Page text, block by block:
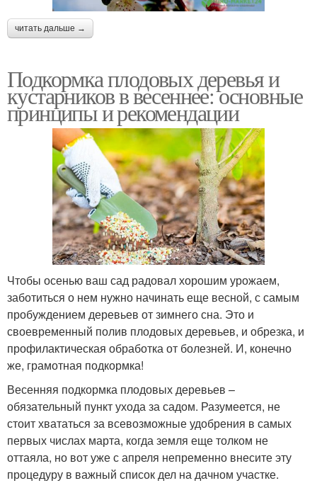
читать дальше →
Подкормка плодовых деревья и
кустарников в весеннее: основные
принципы и рекомендации
Чтобы осенью ваш сад радовал хорошим урожаем,
заботиться о нем нужно начинать еще весной, с самым
пробуждением деревьев от зимнего сна. Это и
своевременный полив плодовых деревьев, и обрезка, и
профилактическая обработка от болезней. И, конечно
же, грамотная подкормка!
Весенняя подкормка плодовых деревьев –
обязательный пункт ухода за садом. Разумеется, не
стоит хвататься за всевозможные удобрения в самых
первых числах марта, когда земля еще толком не
оттаяла, но вот уже с апреля непременно внесите эту
процедуру в важный список дел на дачном участке.